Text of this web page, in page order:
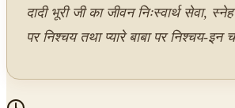
दादी भूरी जी का जीवन निःस्वार्थ सेवा,
पर निश्चय तथा प्यारे बाबा पर निश्चय-